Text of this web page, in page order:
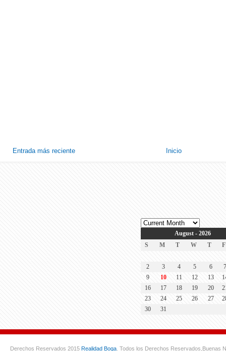
Entrada más reciente Inicio
August - 2026
S
M T W T F
2 3 4 5 6
9
10 11 12 13
16
17 18 19 20
23
24 25 26 27
30
31
Derechos Reservados 2015 Realidad Boga . Todos los Derechos Reservados, Buenas